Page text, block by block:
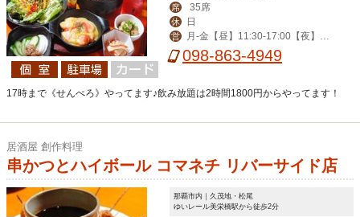
席 35席
休 日
営
月-金【昼】11:30-17:00【夜】17:
00-23:00（金は-翌1:00）/土・祝前 1
098-863-4949
17時まで《せんぺろ》やってます♪飲み放題は2時間1800円からやってます！
居酒屋 創作料理
串かつとハイボール コマネチ リバーサイド店
那覇市内｜久茂地・松尾
ゆいレール美栄橋駅から徒歩2分